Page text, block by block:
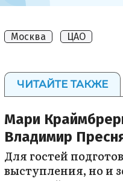
Москва ЦАО
ЧИТАЙТЕ ТАКЖЕ
Мари
Владимир
Для гостей
выступления, но и